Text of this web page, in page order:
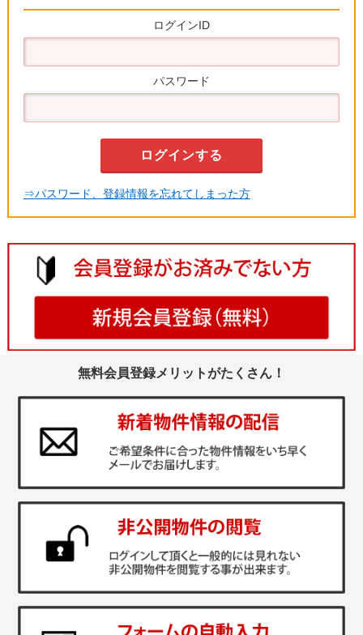
ログインID
パスワード
⇒パスワード、登録情報を忘れてしまった方
無料会員登録メリットがたくさん！